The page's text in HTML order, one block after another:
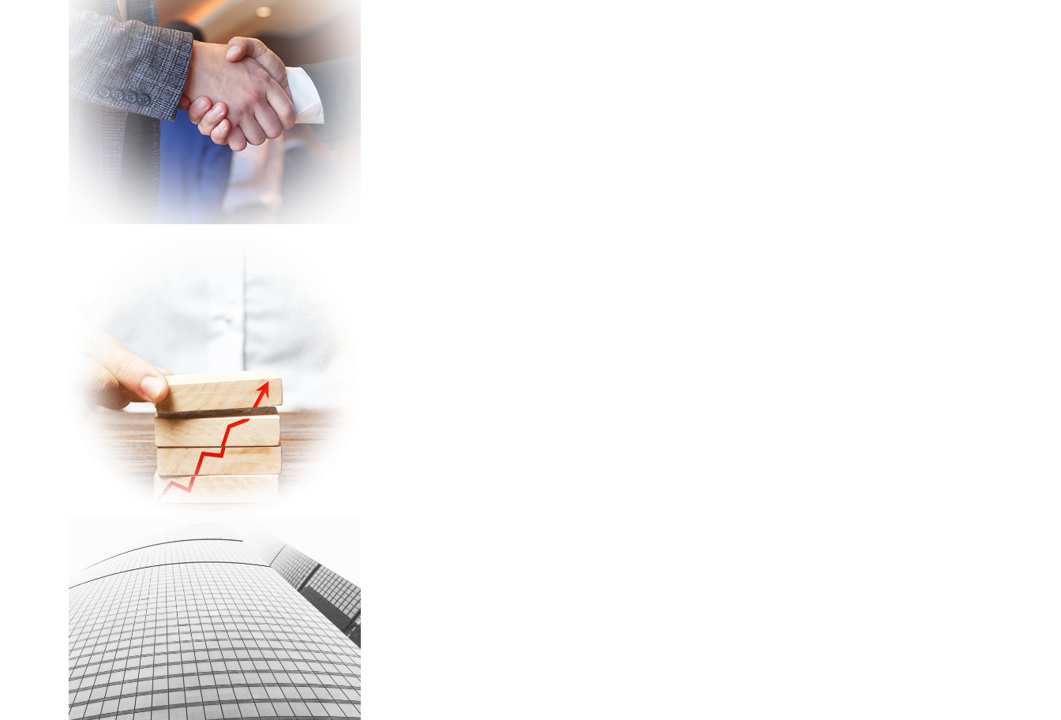
L’équation complexe et les
défis du Directeur Financier en
2021
ACTUALITÉS
Introduction to digital
transformation: 6- Impact on
the organization ?
ACTUALITÉS
Newsletter AXCEL Partners
France – Juin 2024
ACTUALITÉS FRANCE